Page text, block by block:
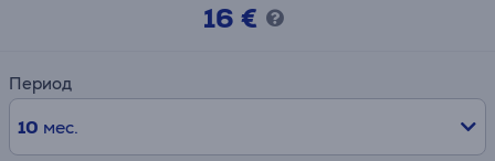
16 €
Период
10 мес.